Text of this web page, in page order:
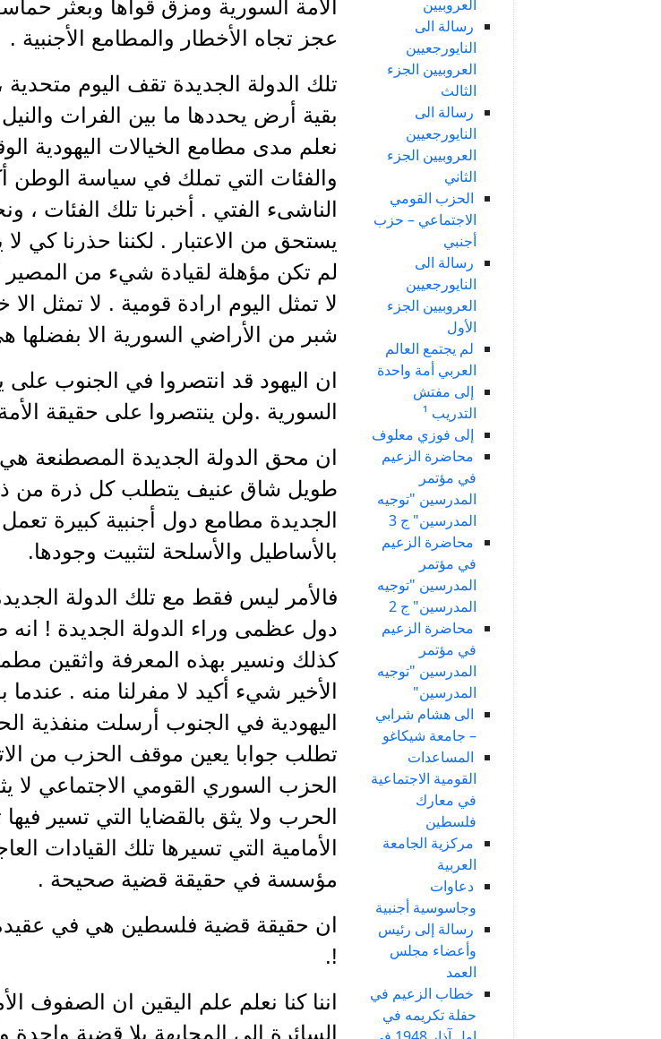
العروبيين
رسالة الى
النايورجعيين
العروبيين الجزء
الثالث
رسالة الى
النايورجعيين
العروبيين الجزء
الثاني
الحزب القومي
الاجتماعي – حزب
أجنبي
رسالة الى
النايورجعيين
العروبيين الجزء
الأول
لم يجتمع العالم
العربي أمة واحدة
إلى مفتش
التدريب ¹
إلى فوزي معلوف
محاضرة الزعيم
في مؤتمر
المدرسين "توجيه
المدرسين" ج 3
محاضرة الزعيم
في مؤتمر
المدرسين "توجيه
المدرسين" ج 2
محاضرة الزعيم
في مؤتمر
المدرسين "توجيه
المدرسين"
الى هشام شرابي
– جامعة شيكاغو
المساعدات
القومية الاجتماعية
في معارك
فلسطين
مركزية الجامعة
العربية
دعاوات
وجاسوسية أجنبية
رسالة إلى رئيس
وأعضاء مجلس
العمد
خطاب الزعيم في
حفلة تكريمه في
الأمة السورية ومزق قواها وبعثر
عجز تجاه الأخطار والمطامع الأجنبية .
تلك الدولة الجديدة تقف اليوم متحدية
بقية أرض يحددها ما بين الفرات
نعلم مدى مطامع الخيالات اليهودية
والفئات التي تملك في سياسة الوطن
الناشىء الفتي . أخبرنا تلك الفئات ،
يستحق من الاعتبار . لكننا حذرنا كي
لم تكن مؤهلة لقيادة شيء من المصير
لا تمثل اليوم ارادة قومية . لا تمثل
شبر من الأراضي السورية الا بفضلها
ان اليهود قد انتصروا في الجنوب على
السورية .ولن ينتصروا على حقيقة
ان محق الدولة الجديدة المصطنعة
طويل شاق عنيف يتطلب كل ذرة من ذرات
الجديدة مطامع دول أجنبية كبيرة
بالأساطيل والأسلحة لتثبيت وجودها.
فالأمر ليس فقط مع تلك الدولة
دول عظمى وراء الدولة الجديدة !
كذلك ونسير بهذه المعرفة واثقين
الأخير شيء أكيد لا مفرلنا منه .
اليهودية في الجنوب أرسلت منفذية
تطلب جوابا يعين موقف الحزب من
الحزب السوري القومي الاجتماعي لا
الحرب ولا يثق بالقضايا التي تسير
الأمامية التي تسيرها تلك القيادات
مؤسسة في حقيقة قضية صحيحة .
ان حقيقة قضية فلسطين هي في عقيدة
!.
اننا كنا نعلم علم اليقين ان الصفوف
السائرة الى المجابهة بلا قضية